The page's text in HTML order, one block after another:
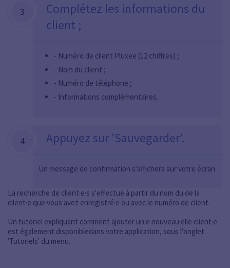
3
Complétez les informations du
client ;
- Numéro de client Pluxee (12 chiffres) ;
- Nom du client ;
- Numéro de téléphone ;
- Informations complémentaires.
4 Appuyez sur 'Sauvegarder'.
Un message de confirmation s’affichera sur votre écran
La recherche de client·e·s s'effectue à partir du nom du·de la
client·e que vous avez enregistré·e ou avec le numéro de client.
Un tutoriel expliquant comment ajouter un·e nouveau·elle client·e
est également disponibledans votre application, sous l'onglet
'Tutoriels' du menu.